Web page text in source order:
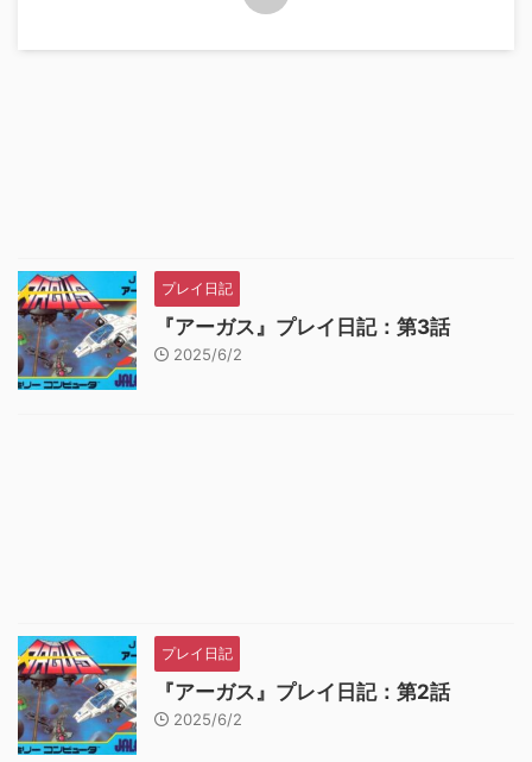
プレイ日記
『アーガス』プレイ日記：第3話
2025/6/2
プレイ日記
『アーガス』プレイ日記：第2話
2025/6/2